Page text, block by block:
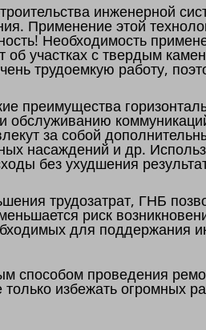
инженерной
Применение этой
Необходимость
участках с твердым
трудоемкую работу,
преимущества
обслуживанию
за собой
насаждений и др.
без ухудшения
трудозатрат, ГНБ
риск
для поддержания
способом проведения
избежать огромных